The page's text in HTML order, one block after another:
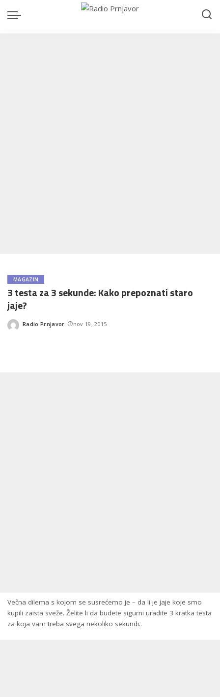
MAGAZIN
3 testa za 3 sekunde: Kako prepoznati staro
jaje?
Posted
Radio Prnjavor nov 19, 2015
Večna dilema s kojom se susrećemo je – da li je jaje koje smo
kupili zaista sveže. Želite li da budete sigurni uradite 3 kratka testa
za koja vam treba svega nekoliko sekundi..